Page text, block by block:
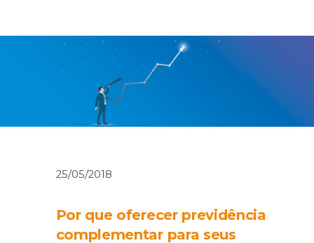
25/05/2018
Por que oferecer previdência
complementar para seus